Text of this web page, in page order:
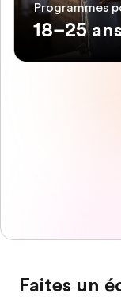
Programmes
18–25
Faites un